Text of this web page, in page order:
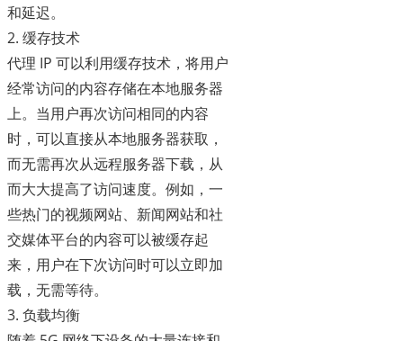
和延迟。
2. 缓存技术
代理 IP 可以利用缓存技术，将用户
经常访问的内容存储在本地服务器
上。当用户再次访问相同的内容
时，可以直接从本地服务器获取，
而无需再次从远程服务器下载，从
而大大提高了访问速度。例如，一
些热门的视频网站、新闻网站和社
交媒体平台的内容可以被缓存起
来，用户在下次访问时可以立即加
载，无需等待。
3. 负载均衡